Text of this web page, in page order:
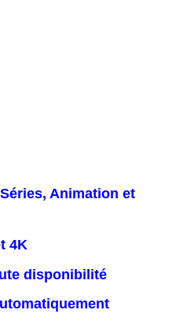
Animation et
4K
disponibilité